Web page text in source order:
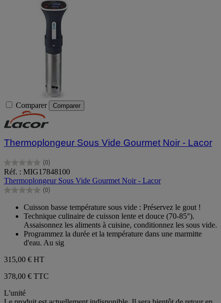
Comparer Comparer
Thermoplongeur Sous Vide Gourmet Noir - Lacor
(0)
0.0
sur
5
étoiles.
Réf. : MIG17848100
Thermoplongeur Sous Vide Gourmet Noir - Lacor
(0)
0.0
étoiles.
Cuisson basse température sous vide : Préservez le gout !
Technique culinaire de cuisson lente et douce (70-85°).
Assaisonnez les aliments à cuisine, conditionnez les sous vide.
Programmez la durée et la température dans une marmitte
d'eau. Au sig
315,00 € HT
378,00 € TTC
L'unité